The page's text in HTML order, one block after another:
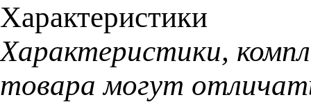
Характеристики
Характеристики,
товара могут